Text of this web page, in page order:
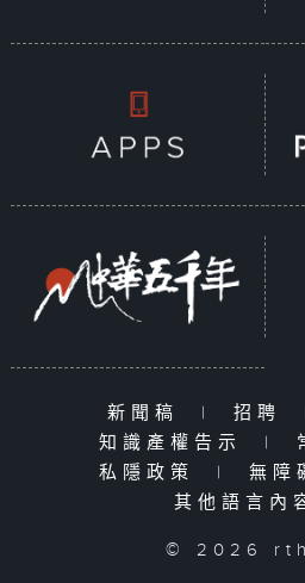
新聞稿 | 招聘
知識產權告示
|
私隱政策
| 無障
其他語言內
© 2026